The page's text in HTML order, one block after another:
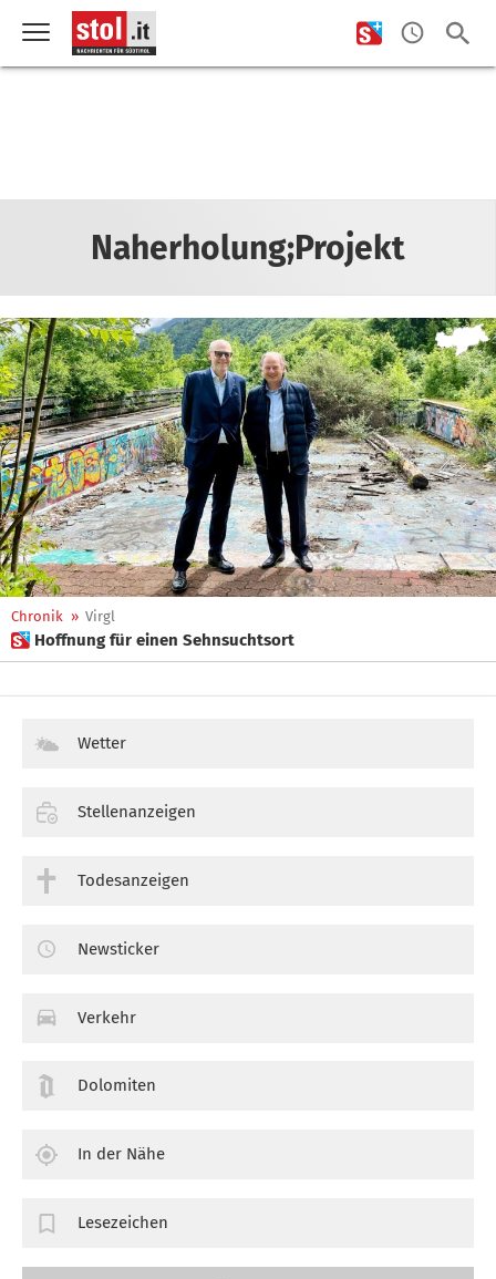
Naherholung;Projekt
Chronik » Virgl
 Hoffnung für einen Sehnsuchtsort
Wetter
Stellenanzeigen
Todesanzeigen
Newsticker
Verkehr
Dolomiten
In der Nähe
Lesezeichen